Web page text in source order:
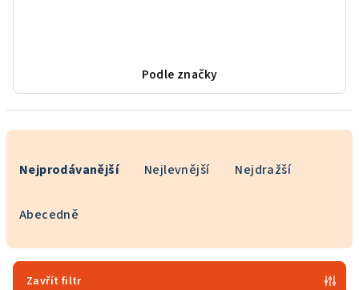
Podle značky
Nejprodávanější Nejlevnější Nejdražší
Abecedně
Zavřít filtr